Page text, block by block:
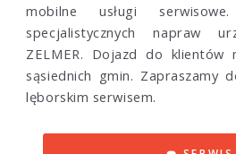
mobilne usługi
specjalistycznych napraw
ZELMER. Dojazd do
sąsiednich gmin. Zapraszamy
lęborskim serwisem.